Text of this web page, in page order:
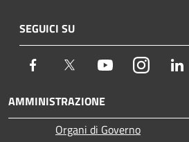
SEGUICI SU
Facebook Twitter YoutubeInstagram
AMMINISTRAZIONE
Organi di Governo